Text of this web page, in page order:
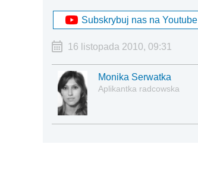
Subskrybuj nas na Youtube
16 listopada 2010, 09:31
Monika Serwatka
Aplikantka radcowska